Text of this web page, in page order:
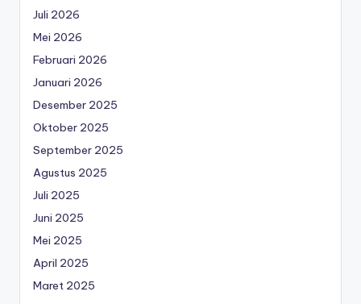
Juli 2026
Mei 2026
Februari 2026
Januari 2026
Desember 2025
Oktober 2025
September 2025
Agustus 2025
Juli 2025
Juni 2025
Mei 2025
April 2025
Maret 2025